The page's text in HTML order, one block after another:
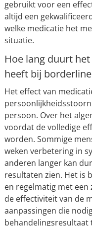
gebruikt voor een
altijd een
welke medicatie het
situatie.
Hoe lang duurt
heeft bij
Het effect van
persoon. Over het
voordat de volledige
worden. Sommige
weken verbetering in
anderen langer kan
resultaten zien. Het is
en regelmatig met
de effectiviteit van de
aanpassingen die
behandelingsresultaat